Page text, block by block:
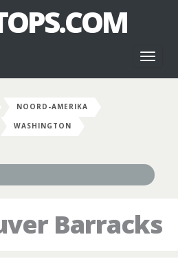
NOORD-AMERIKA
WASHINGTON
Barracks